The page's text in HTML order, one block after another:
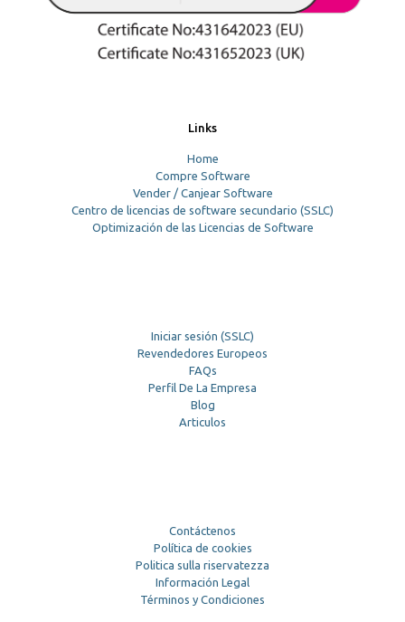
Links
Home
Compre Software
Vender / Canjear Software
Centro de licencias de software secundario (SSLC)
Optimización de las Licencias de Software
Iniciar sesión (SSLC)
Revendedores Europeos
FAQs
Perfil De La Empresa
Blog
Articulos
Contáctenos
Política de cookies
Politica sulla riservatezza
Información Legal
Términos y Condiciones